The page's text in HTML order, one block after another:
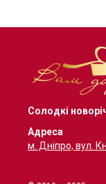
Солодкі
Адреса
м. Дніпро, вул.